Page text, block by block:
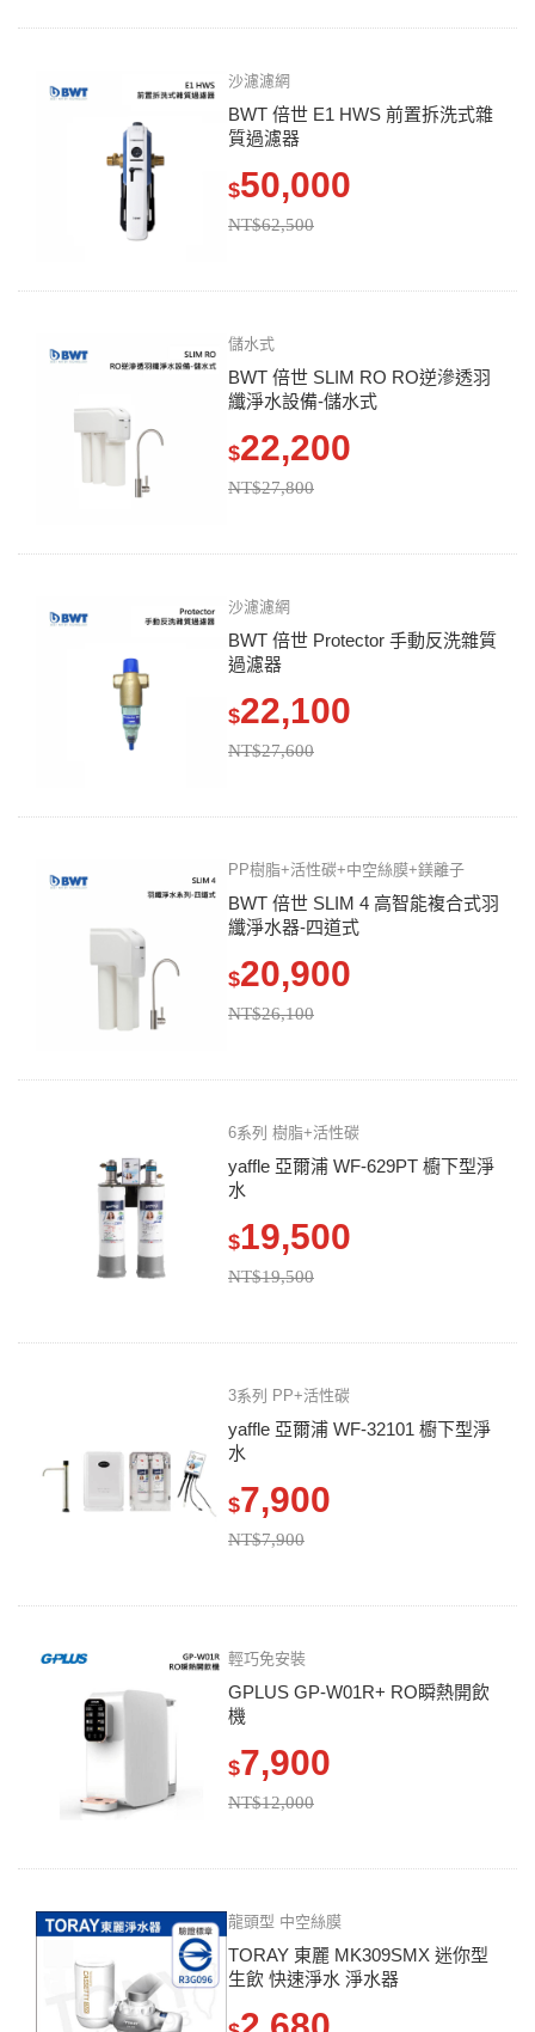
沙濾濾網
BWT 倍世 E1 HWS 前置拆洗式雜
質過濾器
$50,000
NT$62,500
儲水式
BWT 倍世 SLIM RO RO逆滲透羽
纖淨水設備-儲水式
$22,200
NT$27,800
沙濾濾網
BWT 倍世 Protector 手動反洗雜質
過濾器
$22,100
NT$27,600
PP樹脂+活性碳+中空絲膜+鎂離子
BWT 倍世 SLIM 4 高智能複合式羽
纖淨水器-四道式
$20,900
NT$26,100
6系列 樹脂+活性碳
yaffle 亞爾浦 WF-629PT 櫥下型淨
水
$19,500
NT$19,500
3系列 PP+活性碳
yaffle 亞爾浦 WF-32101 櫥下型淨
水
$7,900
NT$7,900
輕巧免安裝
GPLUS GP-W01R+ RO瞬熱開飲
機
$7,900
NT$12,000
龍頭型 中空絲膜
TORAY 東麗 MK309SMX 迷你型
生飲 快速淨水 淨水器